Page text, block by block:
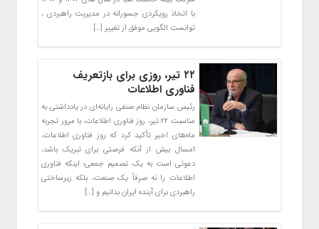
با اتخاذ رویکردی جسورانه در مدیریت راهبردی ،
توانست الگویی موفق از تغییر […]
۲۲ تیر، روزی برای بازتعریف
فناوری اطلاعات
رئیس سازمان نظام صنفی رایانه‌ای در یادداشتی به
مناسبت ۲۲ تیر، روز فناوری اطلاعات، با مرور تجربه
ماه‌های اخیر تأکید کرد که روز فناوری اطلاعات،
امسال بیش از آنکه فرصتی برای تبریک باشد،
دعوتی است به یک تصمیم جمعی؛ اینکه فناوری
اطلاعات را نه صرفاً یک صنعت، بلکه زیرساختی
راهبردی برای آینده ایران بدانیم و […]